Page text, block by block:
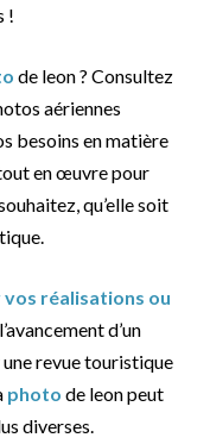
!
de leon ? Consultez
aériennes
besoins en matière
en œuvre pour
qu’elle soit
réalisations ou
d’un
revue touristique
photo de leon peut
diverses.